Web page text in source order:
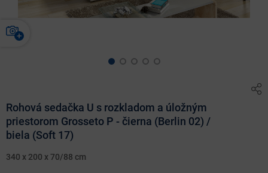
Rohová sedačka U s rozkladom a úložným
priestorom Grosseto P - čierna (Berlin 02) /
biela (Soft 17)
340 x 200 x 70/88 cm